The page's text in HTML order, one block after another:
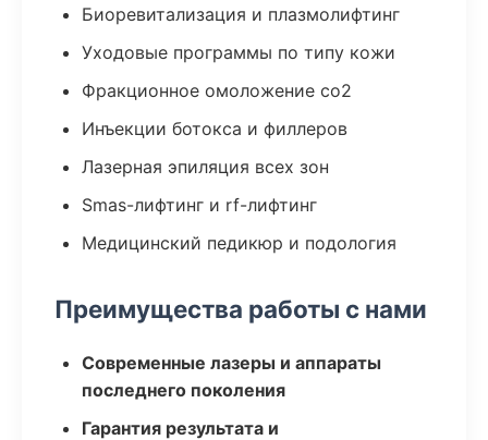
Биоревитализация и плазмолифтинг
Уходовые программы по типу кожи
Фракционное омоложение co2
Инъекции ботокса и филлеров
Лазерная эпиляция всех зон
Smas-лифтинг и rf-лифтинг
Медицинский педикюр и подология
Преимущества работы с нами
Современные лазеры и аппараты
последнего поколения
Гарантия результата и